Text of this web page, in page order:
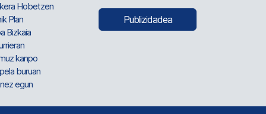
Hobetzen
Plan
Bizkaia
kanpo
buruan
egun
Publizidadea